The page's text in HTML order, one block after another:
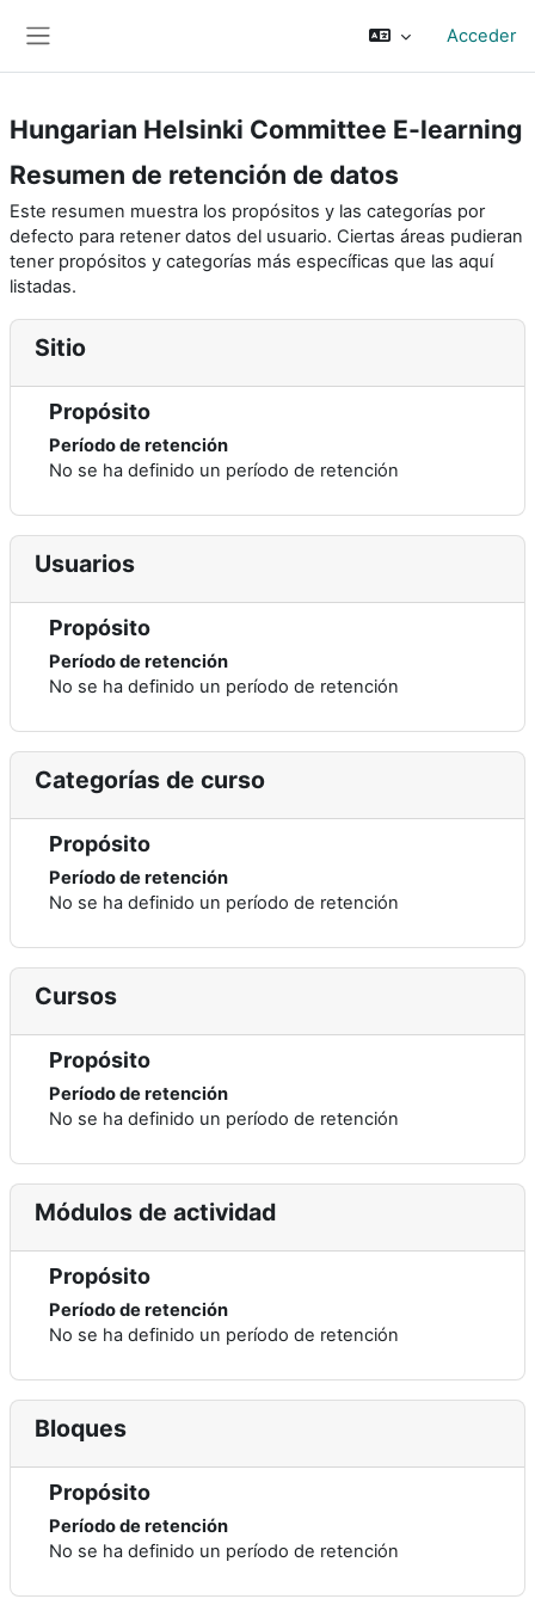
Acceder
Hungarian Helsinki Committee E-learning
Resumen de retención de datos
Este resumen muestra los propósitos y las categorías por
defecto para retener datos del usuario. Ciertas áreas pudieran
tener propósitos y categorías más específicas que las aquí
listadas.
Sitio
Propósito
Período de retención
No se ha definido un período de retención
Usuarios
Propósito
Período de retención
No se ha definido un período de retención
Categorías de curso
Propósito
Período de retención
No se ha definido un período de retención
Cursos
Propósito
Período de retención
No se ha definido un período de retención
Módulos de actividad
Propósito
Período de retención
No se ha definido un período de retención
Bloques
Propósito
Período de retención
No se ha definido un período de retención